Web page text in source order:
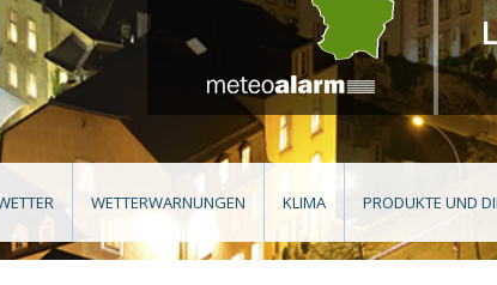
WETTERWARNUNGEN KLIMA PRODUKTE UND